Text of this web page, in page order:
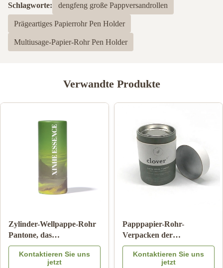
Schlagworte: dengfeng große Pappversandrollen
Prägeartiges Papierrohr Pen Holder
Multiusage-Papier-Rohr Pen Holder
Verwandte Produkte
Zylinder-Wellpappe-Rohr
Pantone, das
kindersicheren Matte
Lamination druckt
Kontaktieren Sie uns
jetzt
Papppapier-Rohr-
Verpacken der
Lebensmittel mit Farbe
Logo Embossed des
Kontaktieren Sie uns
jetzt